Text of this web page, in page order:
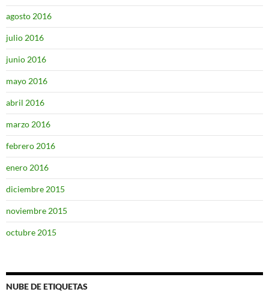
agosto 2016
julio 2016
junio 2016
mayo 2016
abril 2016
marzo 2016
febrero 2016
enero 2016
diciembre 2015
noviembre 2015
octubre 2015
NUBE DE ETIQUETAS